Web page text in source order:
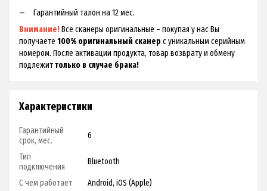
Гарантийный талон на 12 мес.
Внимание!Все сканеры оригинальные – покупая у нас Вы
получаете 100% оригинальный сканер с уникальным серийным
номером. После активации продукта, товар возврату и обмену
подлежиттолько в случае брака!
Характеристики
Гарантийный
срок, мес.
6
Тип
подключения
Bluetooth
С чем работает
Android, iOS (Apple)